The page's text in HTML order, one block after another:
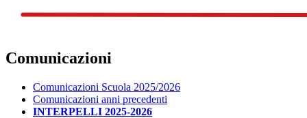
Comunicazioni
Comunicazioni Scuola 2025/2026
Comunicazioni anni precedenti
INTERPELLI 2025-2026